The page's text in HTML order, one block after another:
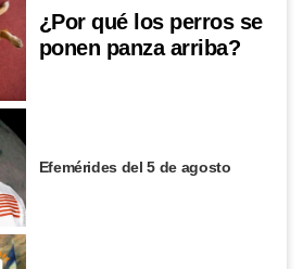
¿Por qué los perros se
ponen panza arriba?
Efemérides del 5 de agosto